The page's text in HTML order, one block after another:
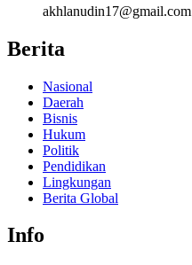
akhlanudin17@gmail.com
Berita
Nasional
Daerah
Bisnis
Hukum
Politik
Pendidikan
Lingkungan
Berita Global
Info